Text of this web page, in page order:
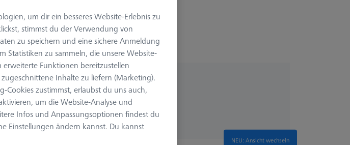
Ø Schaft (DS)
NEU: Ansicht wechseln
um dir ein besseres Website-Erlebnis zu
stimmst du der Verwendung von
zu speichern und eine sichere Anmeldung
Statistiken zu sammeln, die unsere Website-
erweiterte Funktionen bereitzustellen
Inhalte zu liefern (Marketing).
zustimmst, erlaubst du uns auch,
um die Website-Analyse und
Infos und Anpassungsoptionen findest du
Einstellungen ändern kannst. Du kannst